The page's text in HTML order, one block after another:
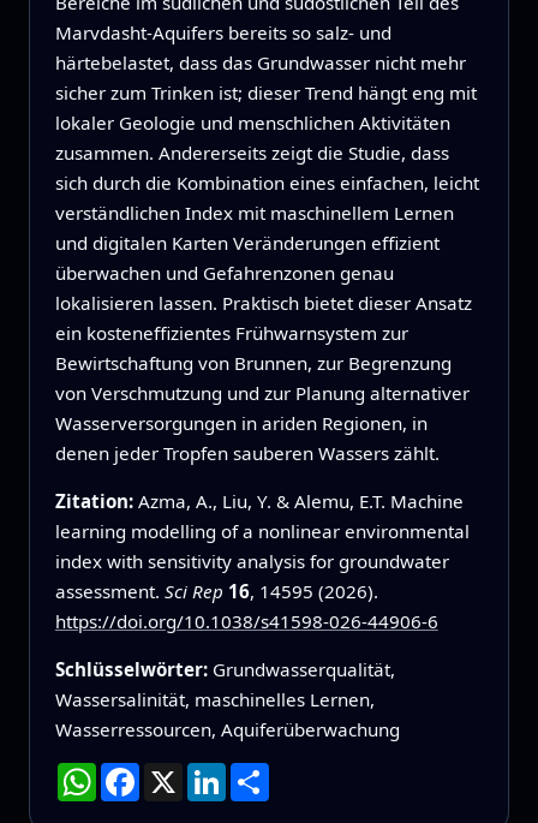
Marvdasht-Aquifers bereits so salz- und
härtebelastet, dass das Grundwasser nicht mehr
sicher zum Trinken ist; dieser Trend hängt eng mit
lokaler Geologie und menschlichen Aktivitäten
zusammen. Andererseits zeigt die Studie, dass
sich durch die Kombination eines einfachen, leicht
verständlichen Index mit maschinellem Lernen
und digitalen Karten Veränderungen effizient
überwachen und Gefahrenzonen genau
lokalisieren lassen. Praktisch bietet dieser Ansatz
ein kosteneffizientes Frühwarnsystem zur
Bewirtschaftung von Brunnen, zur Begrenzung
von Verschmutzung und zur Planung alternativer
Wasserversorgungen in ariden Regionen, in
denen jeder Tropfen sauberen Wassers zählt.
Zitation: Azma, A., Liu, Y. & Alemu, E.T. Machine
learning modelling of a nonlinear environmental
index with sensitivity analysis for groundwater
assessment. Sci Rep 16, 14595 (2026).
https://doi.org/10.1038/s41598-026-44906-6
Schlüsselwörter: Grundwasserqualität,
Wassersalinität, maschinelles Lernen,
Wasserressourcen, Aquiferüberwachung
WhatsApp
Facebook
X LinkedInTeilen